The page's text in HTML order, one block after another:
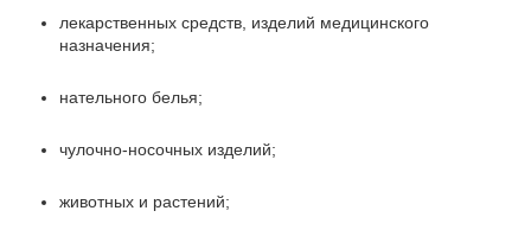
лекарственных средств, изделий медицинского
назначения;
нательного белья;
чулочно-носочных изделий;
животных и растений;